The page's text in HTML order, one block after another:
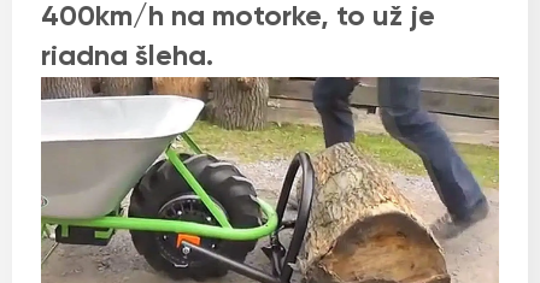
400km/h na motorke, to už je
riadna šleha.